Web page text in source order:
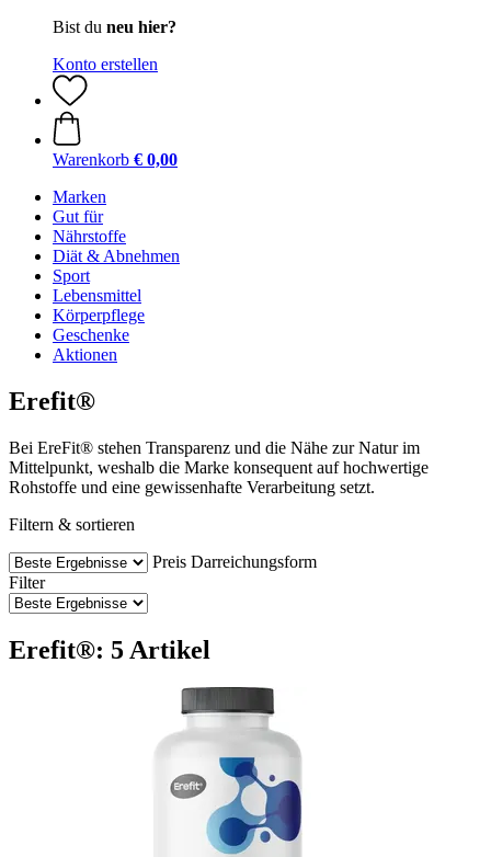
Bist du neu hier?
Konto erstellen
Warenkorb € 0,00
Marken
Gut für
Nährstoffe
Diät & Abnehmen
Sport
Lebensmittel
Körperpflege
Geschenke
Aktionen
Erefit®
Bei EreFit® stehen Transparenz und die Nähe zur Natur im
Mittelpunkt, weshalb die Marke konsequent auf hochwertige
Rohstoffe und eine gewissenhafte Verarbeitung setzt.
Filtern & sortieren
Preis Darreichungsform
Filter
Erefit®: 5 Artikel